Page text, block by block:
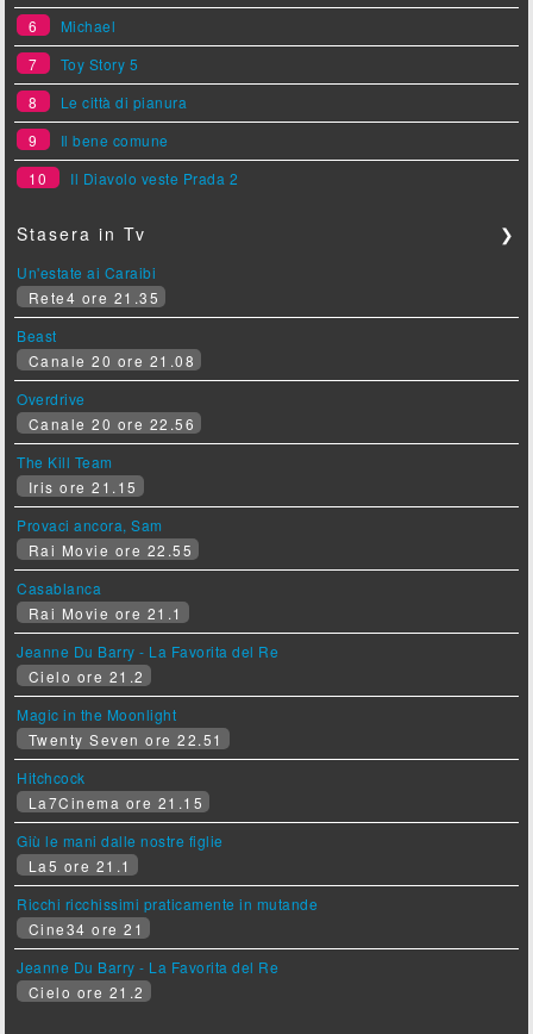
6
Michael
7
Toy Story 5
8
Le città di pianura
9
Il bene comune
10
Il Diavolo veste Prada 2
Stasera in Tv ❯
Un'estate ai Caraibi
Rete4 ore 21.35
Beast
Canale 20 ore 21.08
Overdrive
Canale 20 ore 22.56
The Kill Team
Iris ore 21.15
Provaci ancora, Sam
Rai Movie ore 22.55
Casablanca
Rai Movie ore 21.1
Jeanne Du Barry - La Favorita del Re
Cielo ore 21.2
Magic in the Moonlight
Twenty Seven ore 22.51
Hitchcock
La7Cinema ore 21.15
Giù le mani dalle nostre figlie
La5 ore 21.1
Ricchi ricchissimi praticamente in mutande
Cine34 ore 21
Jeanne Du Barry - La Favorita del Re
Cielo ore 21.2